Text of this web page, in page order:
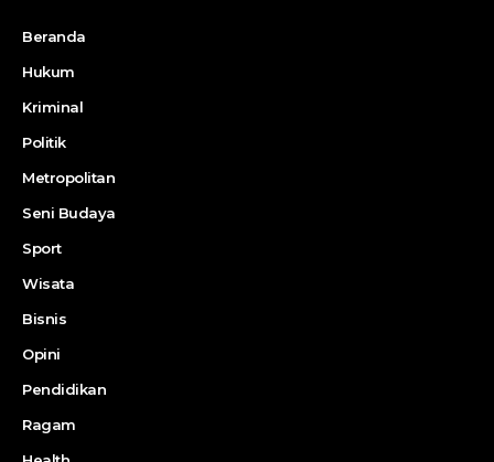
Beranda
Hukum
Kriminal
Politik
Metropolitan
Seni Budaya
Sport
Wisata
Bisnis
Opini
Pendidikan
Ragam